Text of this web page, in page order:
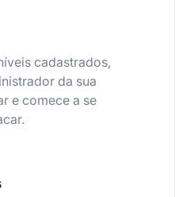
cadastrados,
da sua
e comece a se